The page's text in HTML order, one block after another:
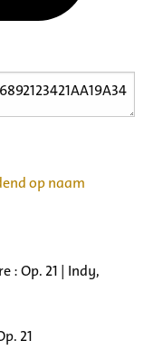
op naam
: Op. 21 | Indy,
21